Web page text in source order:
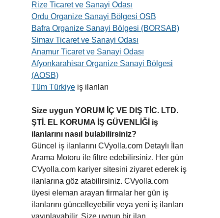
Rize Ticaret ve Sanayi Odası
Ordu Organize Sanayi Bölgesi OSB
Bafra Organize Sanayi Bölgesi (BORSAB)
Simav Ticaret ve Sanayi Odası
Anamur Ticaret ve Sanayi Odası
Afyonkarahisar Organize Sanayi Bölgesi
(AOSB)
Tüm Türkiye iş ilanları
Size uygun YORUM İÇ VE DIŞ TİC. LTD.
ŞTİ. EL KORUMA İŞ GÜVENLİĞİ iş
ilanlarını nasıl bulabilirsiniz?
Güncel iş ilanlarını CVyolla.com Detaylı İlan
Arama Motoru ile filtre edebilirsiniz. Her gün
CVyolla.com kariyer sitesini ziyaret ederek iş
ilanlarına göz atabilirsiniz. CVyolla.com
üyesi eleman arayan firmalar her gün iş
ilanlarını güncelleyebilir veya yeni iş ilanları